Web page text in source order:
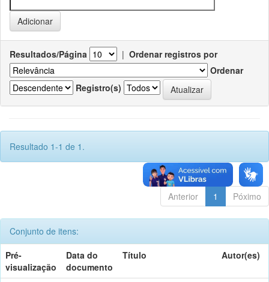
Resultados/Página | Ordenar registros por
Ordenar
Registro(s)
Resultado 1-1 de 1.
Anterior 1 Póximo
Conjunto de itens:
Pré-
visualização
Data do
documento
Título Autor(es)